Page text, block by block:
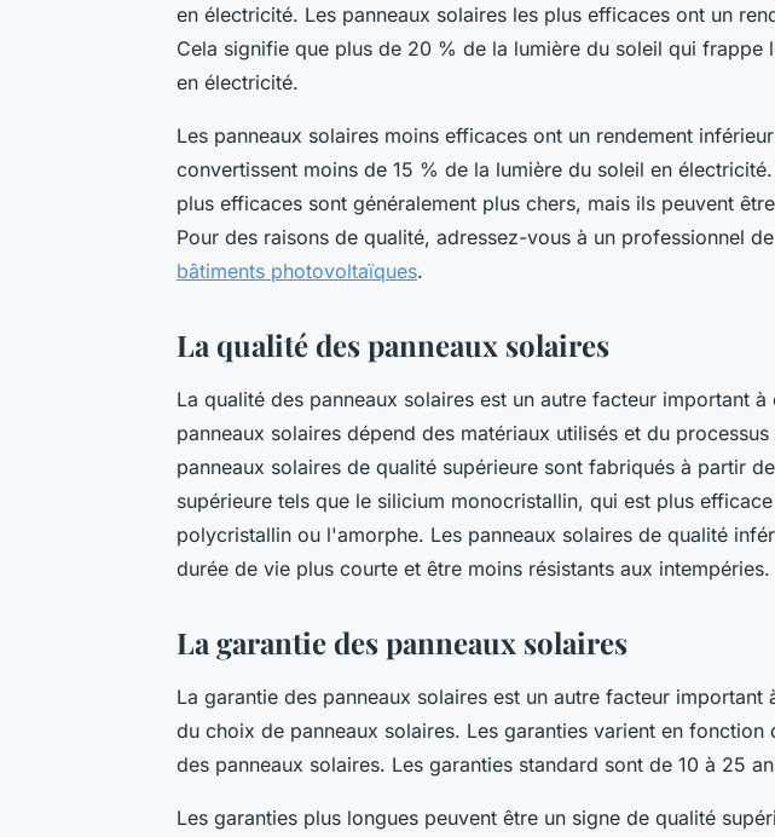
en électricité. Les panneaux solaires les plus efficaces ont un
Cela signifie que plus de 20 % de la lumière du soleil qui frappe
en électricité.
Les panneaux solaires moins efficaces ont un rendement
convertissent moins de 15 % de la lumière du soleil en
plus efficaces sont généralement plus chers, mais ils peuvent
Pour des raisons de qualité, adressez-vous à un professionnel
bâtiments photovoltaïques.
La qualité des panneaux solaires
La qualité des panneaux solaires est un autre facteur important
panneaux solaires dépend des matériaux utilisés et du
panneaux solaires de qualité supérieure sont fabriqués à partir
supérieure tels que le silicium monocristallin, qui est plus
polycristallin ou l'amorphe. Les panneaux solaires de qualité
durée de vie plus courte et être moins résistants aux intempéries.
La garantie des panneaux solaires
La garantie des panneaux solaires est un autre facteur
du choix de panneaux solaires. Les garanties varient en
des panneaux solaires. Les garanties standard sont de 10 à 25
Les garanties plus longues peuvent être un signe de qualité